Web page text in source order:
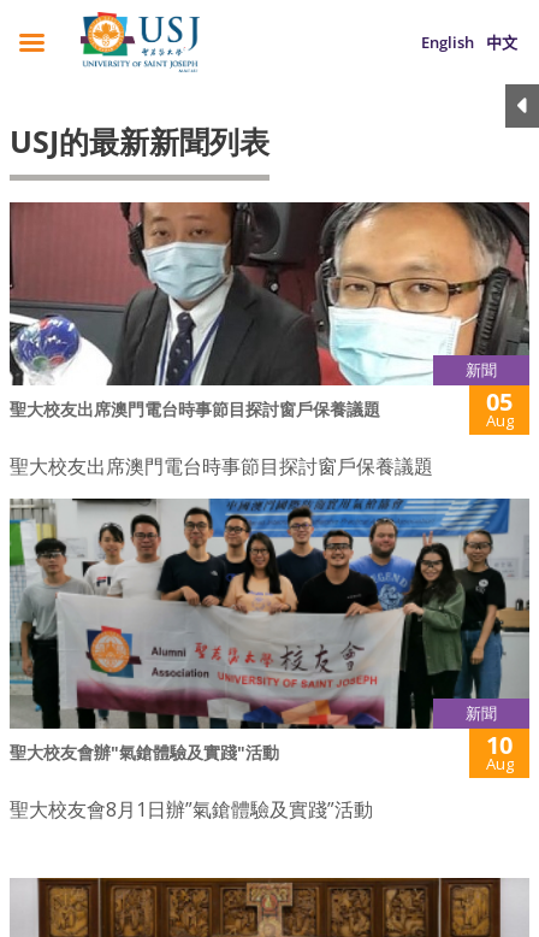
English 中文
USJ的最新新聞列表
新聞
聖大校友出席澳門電台時事節目探討窗戶保養議題 05
Aug
聖大校友出席澳門電台時事節目探討窗戶保養議題
新聞
聖大校友會辦"氣鎗體驗及實踐"活動 10
Aug
聖大校友會8月1日辦”氣鎗體驗及實踐”活動